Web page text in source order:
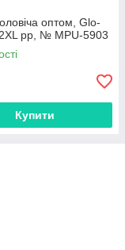
оптом, Glo-
рр, № MPU-5903
Купити